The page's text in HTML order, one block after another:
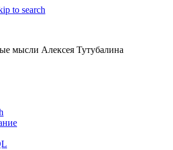
to search
мысли Алексея Тутубалина